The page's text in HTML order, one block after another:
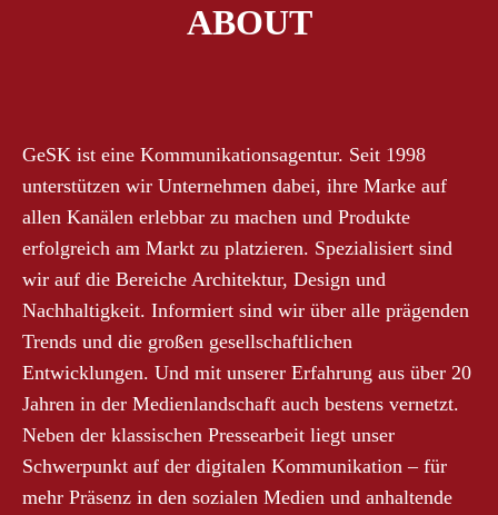
ABOUT
GeSK ist eine Kommunikationsagentur. Seit 1998
unterstützen wir Unternehmen dabei, ihre Marke auf
allen Kanälen erlebbar zu machen und Produkte
erfolgreich am Markt zu platzieren. Spezialisiert sind
wir auf die Bereiche Architektur, Design und
Nachhaltigkeit. Informiert sind wir über alle prägenden
Trends und die großen gesellschaftlichen
Entwicklungen. Und mit unserer Erfahrung aus über 20
Jahren in der Medienlandschaft auch bestens vernetzt.
Neben der klassischen Pressearbeit liegt unser
Schwerpunkt auf der digitalen Kommunikation – für
mehr Präsenz in den sozialen Medien und anhaltende